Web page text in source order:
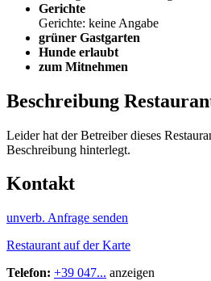
Gerichte
Gerichte: keine Angabe
grüner Gastgarten
Hunde erlaubt
zum Mitnehmen
Beschreibung
Leider hat der Betreiber dieses
Beschreibung hinterlegt.
Kontakt
unverb. Anfrage senden
Restaurant auf der Karte
Telefon: +39 047... anzeigen